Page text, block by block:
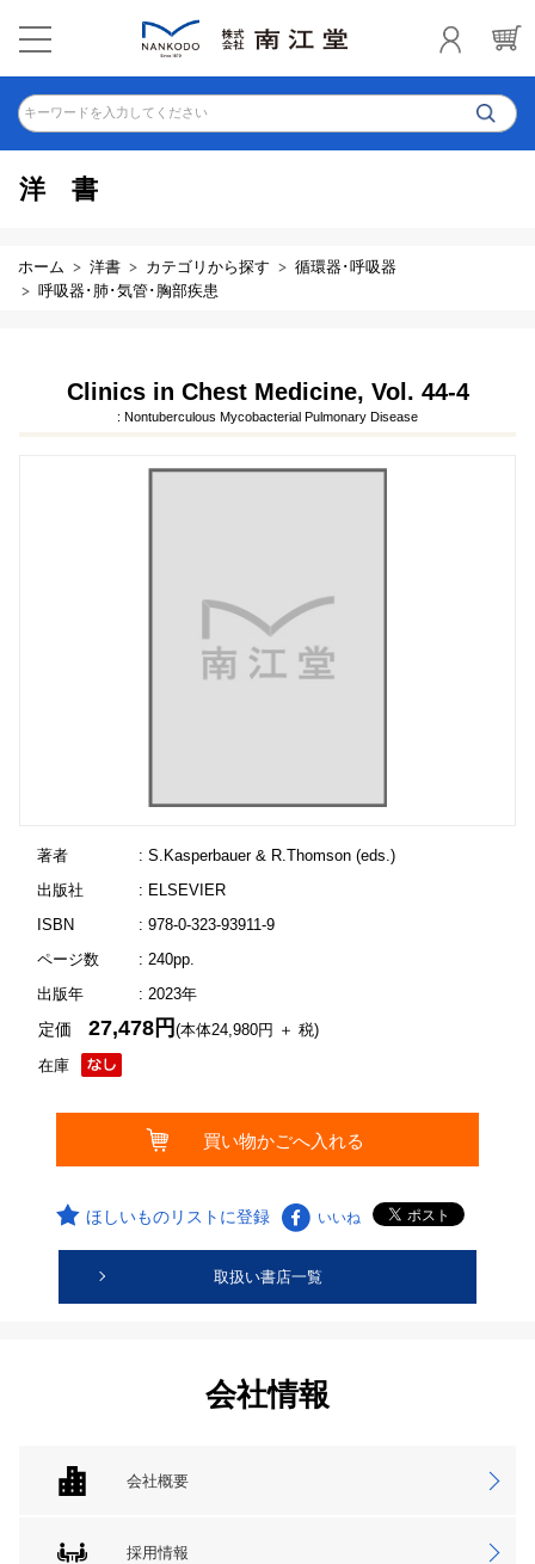
キーワードを入力してください
洋書
ホーム 洋書 カテゴリから探す
循環器･呼吸器
呼吸器･肺･気管･胸部疾患
Clinics in Chest Medicine, Vol. 44-4
: Nontuberculous Mycobacterial Pulmonary Disease
著者
: S.Kasperbauer & R.Thomson (eds.)
出版社
: ELSEVIER
ISBN
: 978-0-323-93911-9
ページ数
: 240pp.
出版年
: 2023年
在庫
定価27,478円(本体24,980円 ＋ 税)
ほしいものリストに登録 いいね
取扱い書店一覧
会社情報
会社概要
採用情報